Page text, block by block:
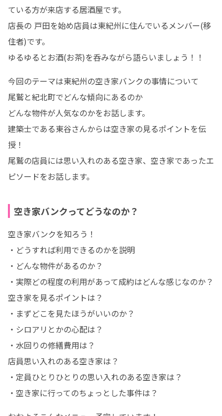
ている方が来店する居酒屋です。
店長の 戸田を始め店員は東紀州に住んでいるメンバー(移
住者)です。
ゆるゆるとお酒(お茶)を呑みながら語らいましょう！！
今回のテーマは東紀州の空き家バンクの事情について
尾鷲と紀北町でどんな傾向にあるのか
どんな物件が人気なのかをお話します。
建築士である東谷さんからは空き家の見るポイントを伝
授！
尾鷲の店員には思い入れのある空き家、空き家であったエ
ピソードをお話します。
空き家バンクってどうなのか？
空き家バンクを知ろう！
・どうすれば利用できるのかを説明
・どんな物件があるのか？
・実際どの程度の利用があって成約はどんな感じなのか？
空き家を見るポイントは？
・まずどこを見たほうがいいのか？
・シロアリとかの心配は？
・水回りの修繕費用は？
店員思い入れのある空き家は？
・定員ひとりひとりの思い入れのある空き家は？
・空き家に行ってのちょっとした事件は？